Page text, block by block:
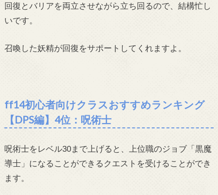
回復とバリアを両立させながら立ち回るので、結構忙し
いです。
召喚した妖精が回復をサポートしてくれますよ。
ff14初心者向けクラスおすすめランキング
【DPS編】4位：呪術士
呪術士をレベル30まで上げると、上位職のジョブ「黒魔
導士」になることができるクエストを受けることができ
ます。